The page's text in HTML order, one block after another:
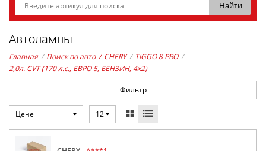
Автолампы
Главная / Поиск по авто / CHERY / TIGGO 8 PRO /
2,0л. CVT (170 л.с., ЕВРО 5, БЕНЗИН, 4x2)
Фильтр
Цене 12